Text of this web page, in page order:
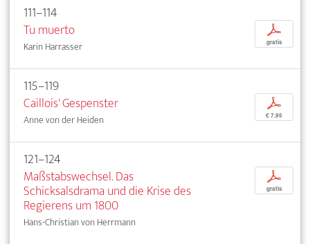
111–114
Tu muerto
Karin Harrasser
p
gratis
115–119
Caillois' Gespenster
Anne von der Heiden
p
€ 7,95
121–124
Maßstabswechsel. Das
Schicksalsdrama und die Krise des
Regierens um 1800
Hans-Christian von Herrmann
p
gratis